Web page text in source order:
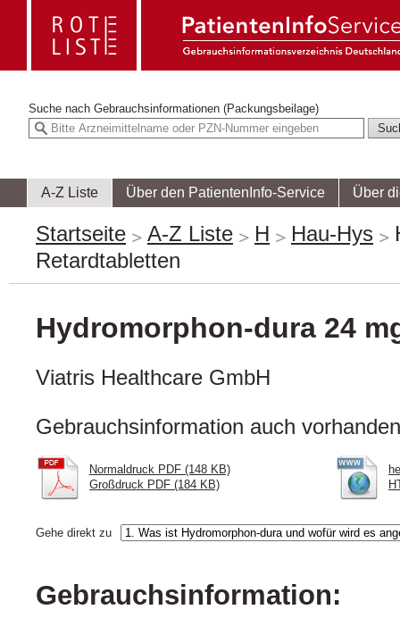
Suche nach Gebrauchsinformationen (Packungsbeilage)
A-Z Liste Über den PatientenInfo-Service Über
Startseite A-Z Liste H Hau-Hys
Retardtabletten
Hydromorphon-dura 24
Viatris Healthcare GmbH
Gebrauchsinformation auch
Normaldruck PDF (148 KB)
Großdruck PDF (184 KB)
Gehe direkt zu
Gebrauchsinformation: